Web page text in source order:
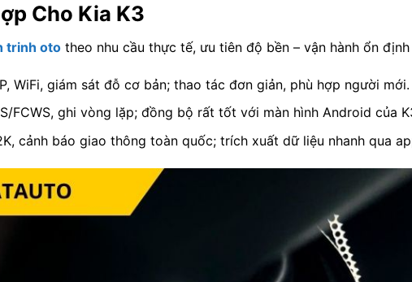
Cho Kia K3
trinh oto theo nhu cầu thực tế, ưu tiên độ bền – vận hành ổn
WiFi, giám sát đỗ cơ bản; thao tác đơn giản, phù hợp người mới.
FCWS, ghi vòng lặp; đồng bộ rất tốt với màn hình Android của
cảnh báo giao thông toàn quốc; trích xuất dữ liệu nhanh qua